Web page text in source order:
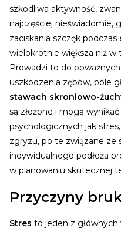
szkodliwa aktywność,
najczęściej nieświadomie,
zaciskania szczęk
wielokrotnie większa niż w
Prowadzi to do
uszkodzenia zębów, bóle
stawach skroniowo-
są złożone i mogą
psychologicznych jak
zgryzu, po te związane ze
indywidualnego podłoża
w planowaniu skutecznej
Przyczyny
Stres to jeden z